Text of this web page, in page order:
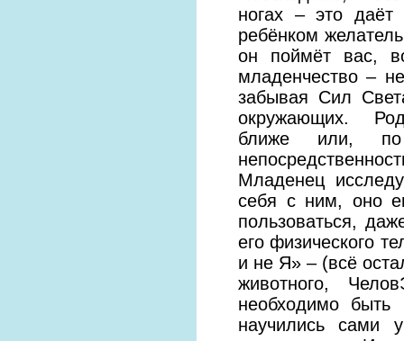
ногах – это
ребёнком
он поймёт вас,
младенчество –
забывая Сил
окружающих.
ближе или, по
Младенец
себя с ним, оно
пользоваться,
его физического
и не Я» – (всё
животного,
необходимо
научились сами